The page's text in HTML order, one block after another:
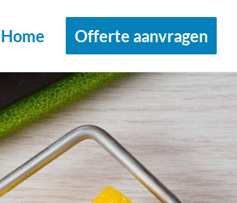
Home Offerte aanvragen